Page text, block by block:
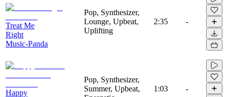
Treat Me
Right
Music-Panda
Pop, Synthesizer,
Lounge, Upbeat,
Uplifting
2:35 -
Happy
Pop, Synthesizer,
Summer, Upbeat,
1:03 -